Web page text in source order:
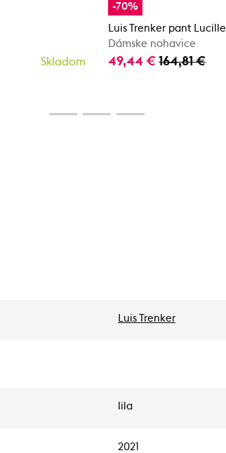
Skladom
-70%
Luis Trenker pant Lucille
Dámske nohavice
49,44 € 164,81 €
Luis Trenker
lila
2021